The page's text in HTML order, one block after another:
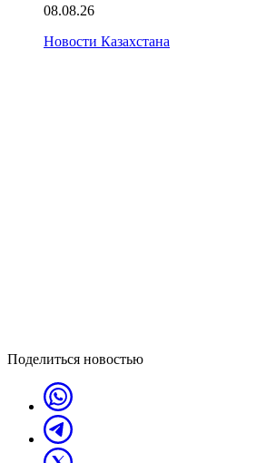
08.08.26
Новости Казахстана
Поделиться новостью